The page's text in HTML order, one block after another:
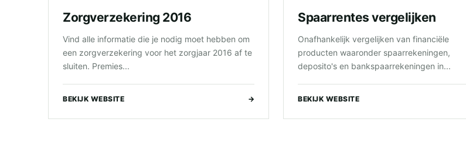
Zorgverzekering 2016
Vind alle informatie die je nodig moet hebben om
een zorgverzekering voor het zorgjaar 2016 af te
sluiten. Premies...
BEKIJK WEBSITE →
Spaarrentes vergelijken
Onafhankelijk vergelijken van financiële
producten waaronder spaarrekeningen,
deposito's en bankspaarrekeningen in...
BEKIJK WEBSITE